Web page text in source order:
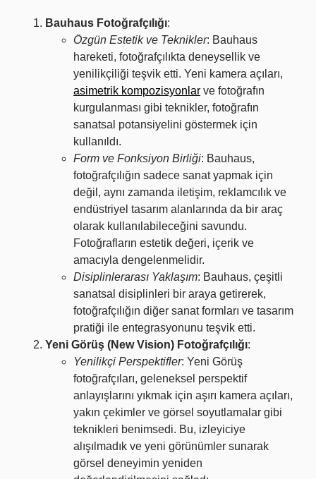
Bauhaus Fotoğrafçılığı:
Özgün Estetik ve Teknikler: Bauhaus
hareketi, fotoğrafçılıkta deneysellik ve
yenilikçiliği teşvik etti. Yeni kamera açıları,
asimetrik kompozisyonlar ve fotoğrafın
kurgulanması gibi teknikler, fotoğrafın
sanatsal potansiyelini göstermek için
kullanıldı.
Form ve Fonksiyon Birliği: Bauhaus,
fotoğrafçılığın sadece sanat yapmak için
değil, aynı zamanda iletişim, reklamcılık ve
endüstriyel tasarım alanlarında da bir araç
olarak kullanılabileceğini savundu.
Fotoğrafların estetik değeri, içerik ve
amacıyla dengelenmelidir.
Disiplinlerarası Yaklaşım: Bauhaus, çeşitli
sanatsal disiplinleri bir araya getirerek,
fotoğrafçılığın diğer sanat formları ve tasarım
pratiği ile entegrasyonunu teşvik etti.
Yeni Görüş (New Vision) Fotoğrafçılığı:
Yenilikçi Perspektifler: Yeni Görüş
fotoğrafçıları, geleneksel perspektif
anlayışlarını yıkmak için aşırı kamera açıları,
yakın çekimler ve görsel soyutlamalar gibi
teknikleri benimsedi. Bu, izleyiciye
alışılmadık ve yeni görünümler sunarak
görsel deneyimin yeniden